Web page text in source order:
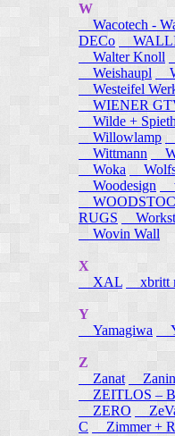
W
Wacotech -
DECo
Walter Knoll
Weishaupl
Westeifel
WIENER
Wilde + Spieth
Willowlamp
Wittmann
Woka
Woodesign
RUGS
Wovin Wall
X
XAL
xbritt
Y
Yamagiwa
Z
Zanat
ZEITLOS –
ZERO
C
Zimmer +